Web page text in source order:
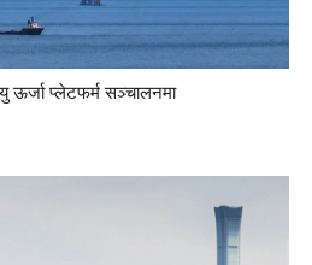
ऊर्जा प्लेटफर्म सञ्चालनमा